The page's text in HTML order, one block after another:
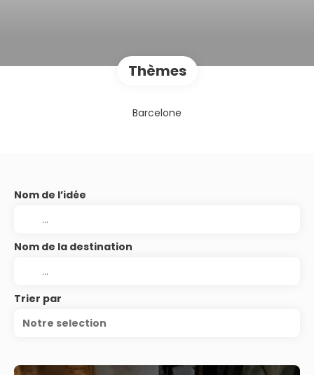
Thèmes
Barcelone
Nom de l’idée
Nom de la destination
Trier par
Notre selection